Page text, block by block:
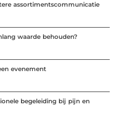
assortimentscommunicatie
waarde behouden?
evenement
begeleiding bij pijn en